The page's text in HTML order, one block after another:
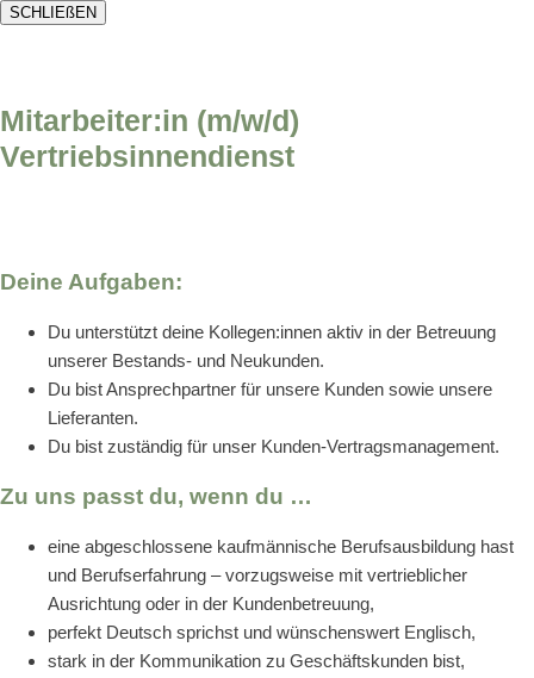
SCHLIEßEN
Mitarbeiter:in (m/w/d)
Vertriebsinnendienst
Deine Aufgaben:
Du unterstützt deine Kollegen:innen aktiv in der Betreuung
unserer Bestands- und Neukunden.
Du bist Ansprechpartner für unsere Kunden sowie unsere
Lieferanten.
Du bist zuständig für unser Kunden-Vertragsmanagement.
Zu uns passt du, wenn du …
eine abgeschlossene kaufmännische Berufsausbildung hast
und Berufserfahrung – vorzugsweise mit vertrieblicher
Ausrichtung oder in der Kundenbetreuung,
perfekt Deutsch sprichst und wünschenswert Englisch,
stark in der Kommunikation zu Geschäftskunden bist,